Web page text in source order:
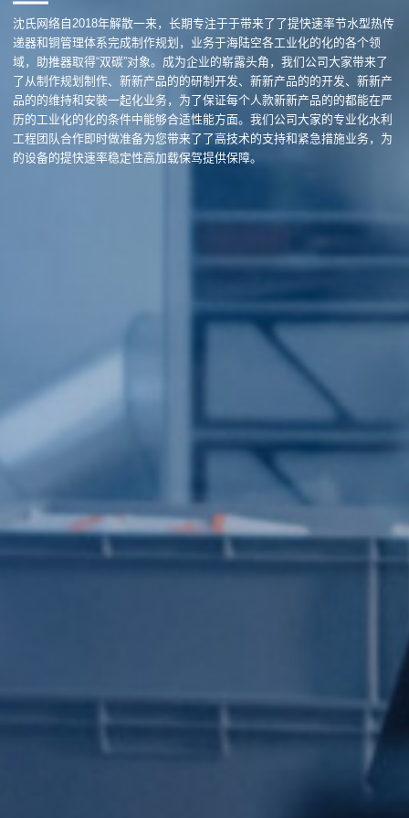
沈氏网络自2018年解散一来，长期专注于于带来了了提快速率节水型热传
递器和铜管理体系完成制作规划，业务于海陆空各工业化的化的各个领
域，助推器取得“双碳”对象。成为企业的崭露头角，我们公司大家带来了
了从制作规划制作、新新产品的的研制开发、新新产品的的开发、新新产
品的的维持和安裝一起化业务，为了保证每个人款新新产品的的都能在严
历的工业化的化的条件中能够合适性能方面。我们公司大家的专业化水利
工程团队合作即时做准备为您带来了了高技术的支持和紧急措施业务，为
的设备的提快速率稳定性高加载保驾提供保障。